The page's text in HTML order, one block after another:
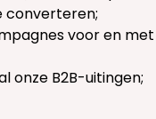
converteren;
voor en met
onze B2B-uitingen;